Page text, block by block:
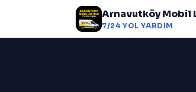
Arnavutköy Mobil
7/24 YOL YARDIM